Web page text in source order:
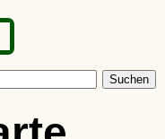
Suchen